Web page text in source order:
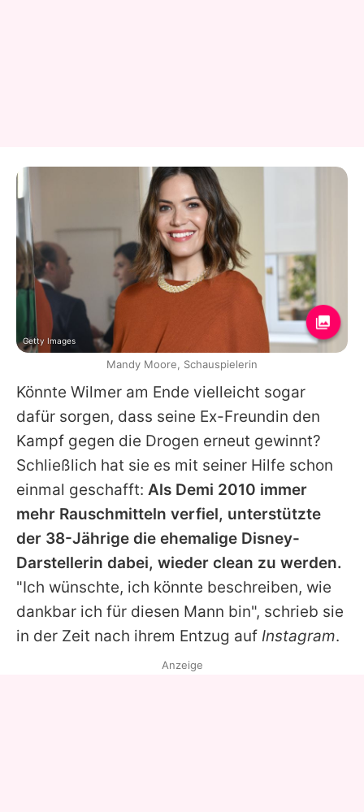
Könnte Wilmer am Ende vielleicht sogar
dafür sorgen, dass seine Ex-Freundin den
Kampf gegen die Drogen erneut gewinnt?
Schließlich hat sie es mit seiner Hilfe schon
einmal geschafft: Als Demi 2010 immer
mehr Rauschmitteln verfiel, unterstützte
der 38-Jährige die ehemalige Disney-
Darstellerin dabei, wieder clean zu werden.
"Ich wünschte, ich könnte beschreiben, wie
dankbar ich für diesen Mann bin", schrieb sie
in der Zeit nach ihrem Entzug auf Instagram.
Getty Images
Mandy Moore, Schauspielerin
Anzeige